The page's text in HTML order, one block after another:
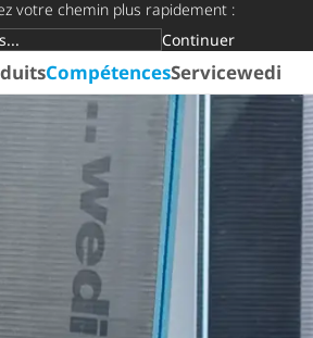
votre chemin plus rapidement :
cible
Continuer
CompétencesServicewedi